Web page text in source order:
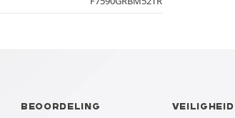
BEOORDELING VEILIGHEID